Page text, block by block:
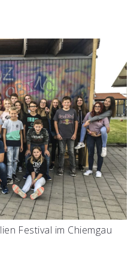
Festival im Chiemgau